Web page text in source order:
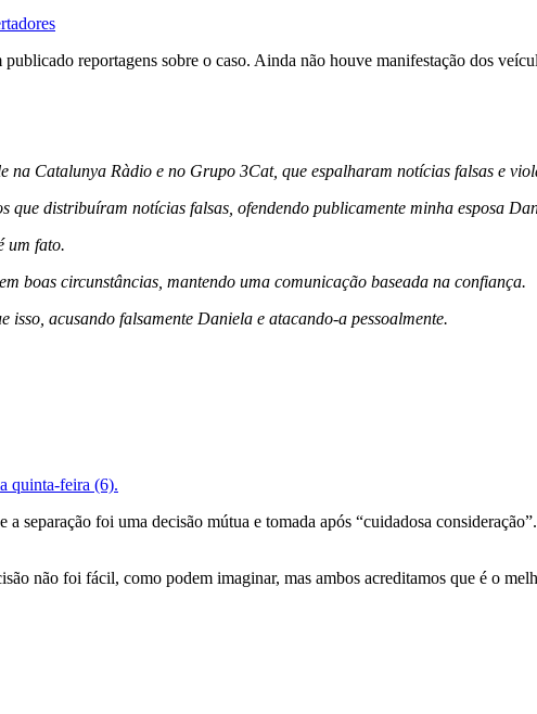
reportagens sobre o caso. Ainda não houve manifestação dos
Catalunya Ràdio e no Grupo 3Cat, que espalharam notícias falsas e
distribuíram notícias falsas, ofendendo publicamente minha esposa
um fato.
boas circunstâncias, mantendo uma comunicação baseada na confiança.
acusando falsamente Daniela e atacando-a pessoalmente.
quinta-feira (6).
separação foi uma decisão mútua e tomada após “cuidadosa
não foi fácil, como podem imaginar, mas ambos acreditamos que é o